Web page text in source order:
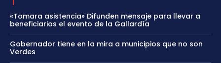
«Tomara asistencia» Difunden mensaje para llevar a
beneficiarios el evento de la Gallardía
Gobernador tiene en la mira a municipios que no son
Verdes